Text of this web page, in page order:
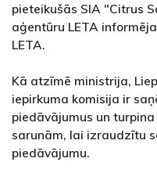
pieteikušās SIA "Citrus
aģentūru LETA
LETA.
Kā atzīmē ministrija,
iepirkuma komisija ir
piedāvājumus un
sarunām, lai izraudzītu
piedāvājumu.